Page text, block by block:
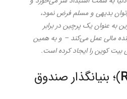
بدیهی و مسلم فرض نمود،
به عنوان یک پرچین در برابر
مالی عمل می‌کند – و به همین
کوین را ایجاد کرده است.
)؛ بنیانگذار صندوق